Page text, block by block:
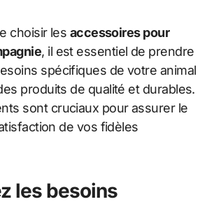
choisir les accessoires pour
, il est essentiel de prendre
spécifiques de votre animal
produits de qualité et durables.
sont cruciaux pour assurer le
de vos fidèles
les besoins